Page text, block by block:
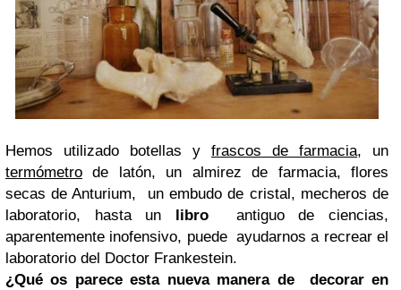
Hemos utilizado botellas y frascos de farmacia, un
termómetro
de latón, un almirez de farmacia, flores
secas de Anturium,
un embudo de cristal, mecheros de
laboratorio, hasta un
libro
antiguo de ciencias,
aparentemente inofensivo, puede ayudarnos a recrear el
laboratorio del Doctor Frankestein.
¿Qué os parece esta nueva manera de
decorar en